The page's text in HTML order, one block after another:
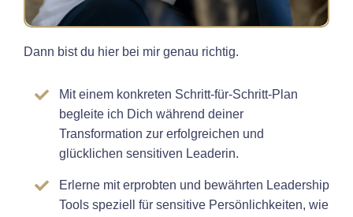
Dann bist du hier bei mir genau richtig.
Mit einem konkreten Schritt-für-Schritt-Plan
begleite ich Dich während deiner
Transformation zur erfolgreichen und
glücklichen sensitiven Leaderin.
Erlerne mit erprobten und bewährten Leadership
Tools speziell für sensitive Persönlichkeiten, wie